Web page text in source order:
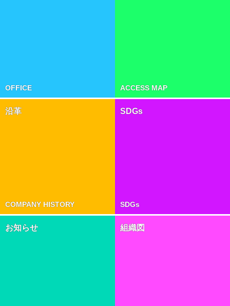
OFFICE ACCESS MAP
沿革
COMPANY HISTORY
SDGs
SDGs
お知らせ 組織図